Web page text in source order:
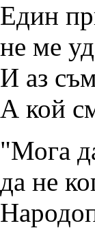
Един
не ме
И аз
А кой
"Мога
да не